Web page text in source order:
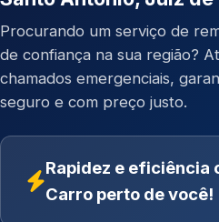
Procurando um serviço de
de confiança na sua região?
chamados emergenciais,
seguro e com preço justo.
Rapidez e eficiência
Carro perto de você!